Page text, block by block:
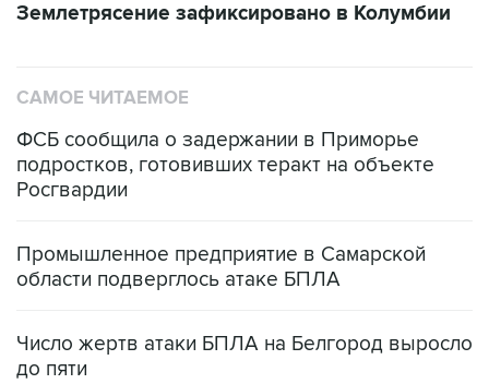
Землетрясение зафиксировано в Колумбии
САМОЕ ЧИТАЕМОЕ
ФСБ сообщила о задержании в Приморье
подростков, готовивших теракт на объекте
Росгвардии
Промышленное предприятие в Самарской
области подверглось атаке БПЛА
Число жертв атаки БПЛА на Белгород выросло
до пяти